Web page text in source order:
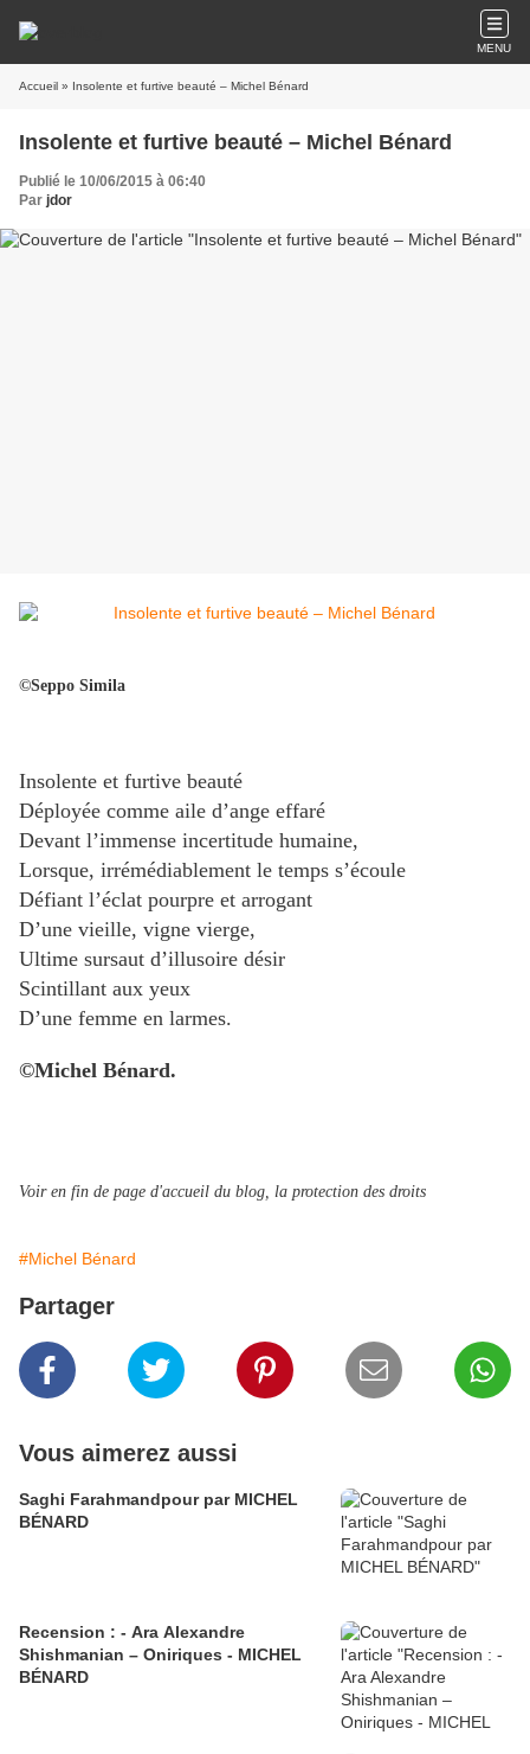
MENU
Accueil » Insolente et furtive beauté – Michel Bénard
Insolente et furtive beauté – Michel Bénard
Publié le 10/06/2015 à 06:40
Par jdor
©Seppo Simila
Insolente et furtive beauté
Déployée comme aile d’ange effaré
Devant l’immense incertitude humaine,
Lorsque, irrémédiablement le temps s’écoule
Défiant l’éclat pourpre et arrogant
D’une vieille, vigne vierge,
Ultime sursaut d’illusoire désir
Scintillant aux yeux
D’une femme en larmes.
©Michel Bénard.
Voir en fin de page d'accueil du blog, la protection des droits
#Michel Bénard
Partager
Vous aimerez aussi
Saghi Farahmandpour par MICHEL
BÉNARD
Recension : - Ara Alexandre
Shishmanian – Oniriques - MICHEL
BÉNARD